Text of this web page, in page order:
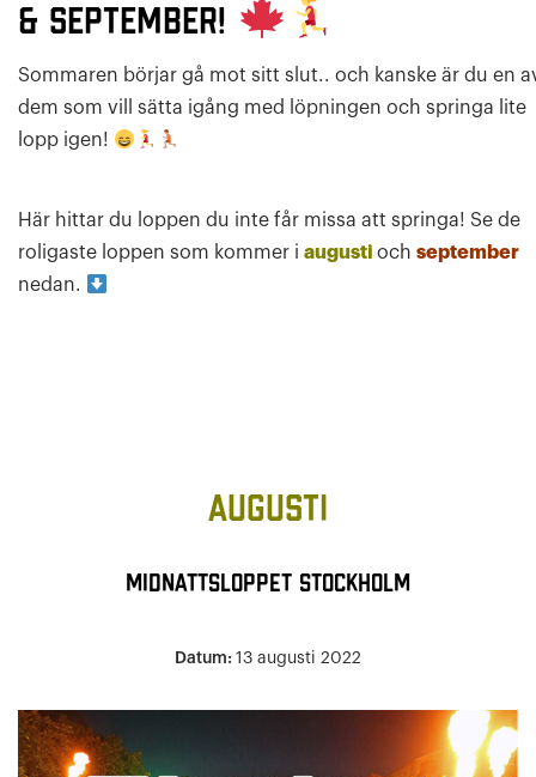
& september!
Sommaren börjar gå mot sitt slut.. och kanske är du en
dem som vill sätta igång med löpningen och springa lite
lopp igen!
Här hittar du loppen du inte får missa att springa! Se de
roligaste loppen som kommer i augusti och september
nedan.
Augusti
Midnattsloppet Stockholm
Datum: 13 augusti 2022